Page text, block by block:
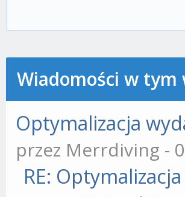
Wiadomości w tym
Optymalizacja
przez Merrdiving -
RE: